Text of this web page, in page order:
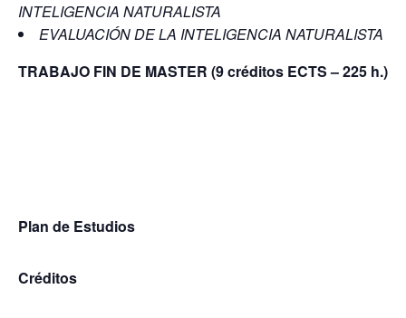
INTELIGENCIA NATURALISTA
EVALUACIÓN DE LA INTELIGENCIA NATURALISTA
TRABAJO FIN DE MASTER (9 créditos ECTS – 225 h.)
Plan de Estudios
Créditos